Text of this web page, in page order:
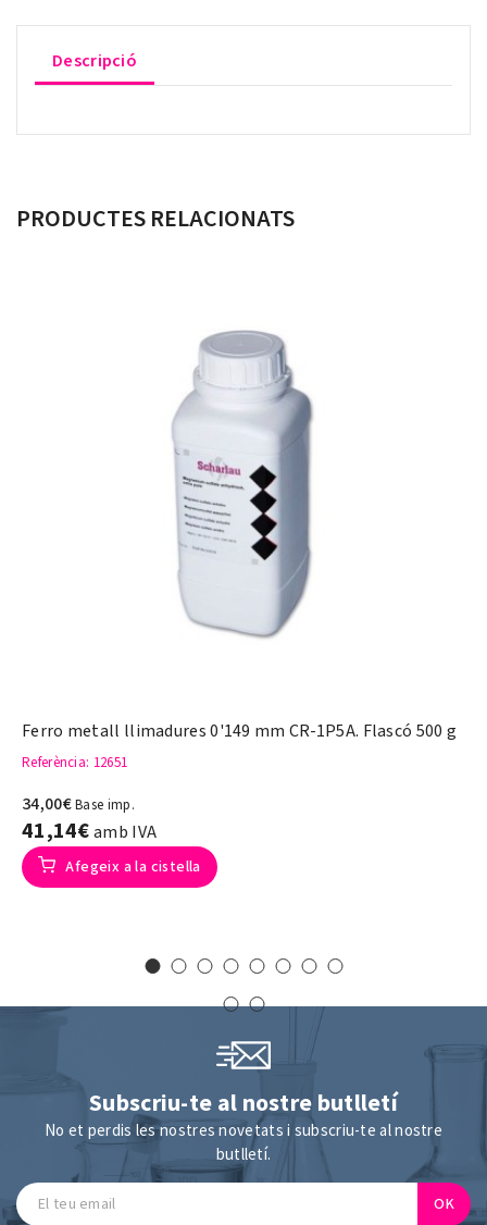
Descripció
PRODUCTES RELACIONATS
Ferro metall llimadures 0'149 mm CR-1P5A. Flascó 500 g
Referència: 12651
34,00€Base imp.
41,14€amb IVA
Afegeix a la cistella
Subscriu-te al nostre butlletí
No et perdis les nostres novetats i subscriu-te al nostre
butlletí.